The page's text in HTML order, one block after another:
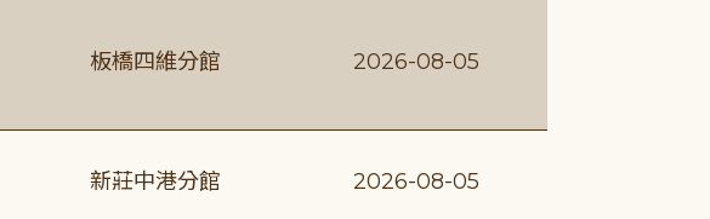
板橋四維分館 2026-08-05
新莊中港分館 2026-08-05